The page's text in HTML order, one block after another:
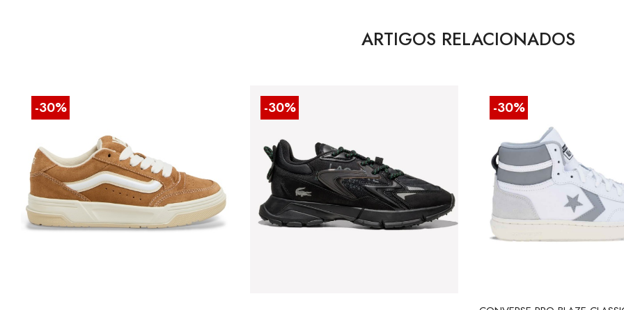
ARTIGOS RELACIONADOS
-30% -30% -30%